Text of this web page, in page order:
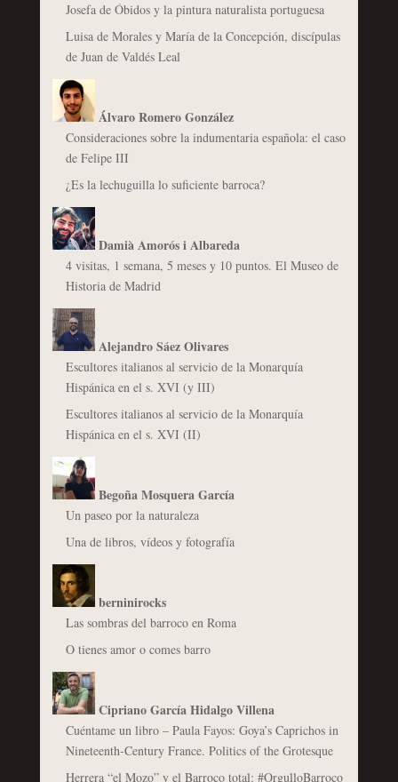
Josefa de Óbidos y la pintura naturalista portuguesa
Luisa de Morales y María de la Concepción, discípulas
de Juan de Valdés Leal
Álvaro Romero González
Consideraciones sobre la indumentaria española: el caso
de Felipe III
¿Es la lechuguilla lo suficiente barroca?
Damià Amorós i Albareda
4 visitas, 1 semana, 5 meses y 10 puntos. El Museo de
Historia de Madrid
Alejandro Sáez Olivares
Escultores italianos al servicio de la Monarquía
Hispánica en el s. XVI (y III)
Escultores italianos al servicio de la Monarquía
Hispánica en el s. XVI (II)
Begoña Mosquera García
Un paseo por la naturaleza
Una de libros, vídeos y fotografía
berninirocks
Las sombras del barroco en Roma
O tienes amor o comes barro
Cipriano García Hidalgo Villena
Cuéntame un libro – Paula Fayos: Goya’s Caprichos in
Nineteenth-Century France. Politics of the Grotesque
Herrera “el Mozo” y el Barroco total: #OrgulloBarroco